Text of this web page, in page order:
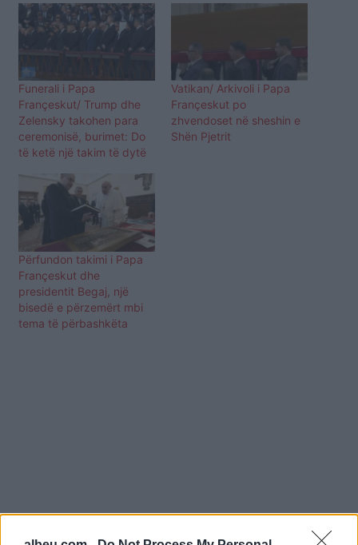
Funerali i Papa
Françeskut/ Trump dhe
Zelensky takohen para
ceremonisë, burimet: Do
të ketë një takim të dytë
Vatikan/ Arkivoli i Papa
Françeskut po
zhvendoset në sheshin e
Shën Pjetrit
Përfundon takimi i Papa
Françeskut dhe
presidentit Begaj, një
bisedë e përzemërt mbi
tema të përbashkëta